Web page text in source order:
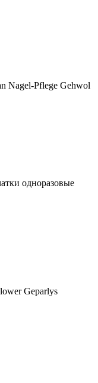
Nagel-Pflege Gehwol
одноразовые
Geparlys